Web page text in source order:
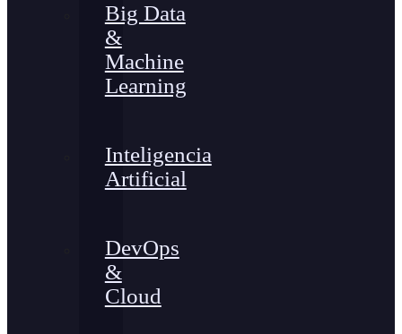
Big Data
&
Machine
Learning
Inteligencia
Artificial
DevOps
&
Cloud